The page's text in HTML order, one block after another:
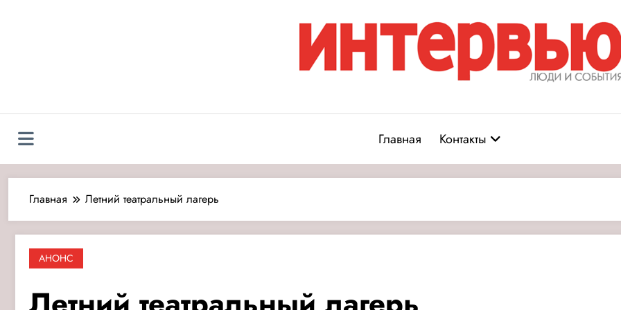
Журнал «Интервью: Люди и
Главная
Контакты
Главная Летний театральный лагерь
АНОНС